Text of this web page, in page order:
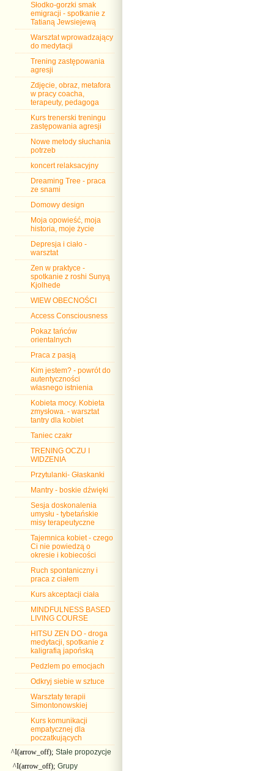
Słodko-gorzki smak
emigracji - spotkanie z
Tatianą Jewsiejewą
Warsztat wprowadzający
do medytacji
Trening zastępowania
agresji
Zdjęcie, obraz, metafora
w pracy coacha,
terapeuty, pedagoga
Kurs trenerski treningu
zastępowania agresji
Nowe metody słuchania
potrzeb
koncert relaksacyjny
Dreaming Tree - praca
ze snami
Domowy design
Moja opowieść, moja
historia, moje życie
Depresja i ciało -
warsztat
Zen w praktyce -
spotkanie z roshi Sunyą
Kjolhede
WIEW OBECNOŚCI
Access Consciousness
Pokaz tańców
orientalnych
Praca z pasją
Kim jestem? - powrót do
autentyczności
własnego istnienia
Kobieta mocy. Kobieta
zmysłowa. - warsztat
tantry dla kobiet
Taniec czakr
TRENING OCZU I
WIDZENIA
Przytulanki- Głaskanki
Mantry - boskie dźwięki
Sesja doskonalenia
umysłu - tybetańskie
misy terapeutyczne
Tajemnica kobiet - czego
Ci nie powiedzą o
okresie i kobiecości
Ruch spontaniczny i
praca z ciałem
Kurs akceptacji ciała
MINDFULNESS BASED
LIVING COURSE
HITSU ZEN DO - droga
medytacji, spotkanie z
kaligrafią japońską
Pedzlem po emocjach
Odkryj siebie w sztuce
Warsztaty terapii
Simontonowskiej
Kurs komunikacji
empatycznej dla
poczatkujących
^I(arrow_off); Stałe propozycje
^I(arrow_off); Grupy